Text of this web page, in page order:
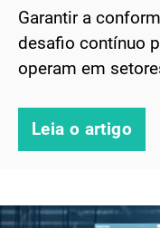
Garantir a
desafio contínuo
operam em
Leia o artigo